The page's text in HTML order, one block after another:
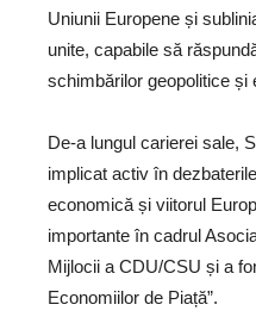
Uniunii Europene și
unite, capabile să
schimbărilor geopolitice și
De-a lungul carierei sale,
implicat activ în
economică și viitorul
importante în cadrul
Mijlocii a CDU/CSU și a
Economiilor de Piață”.